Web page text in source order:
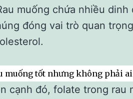
muống chứa nhiều
đóng vai trò quan
muống tốt nhưng không phải
cạnh đó, folate trong rau